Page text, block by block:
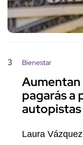
3 Bienestar
Aumentan
pagarás a
Laura Vázquez